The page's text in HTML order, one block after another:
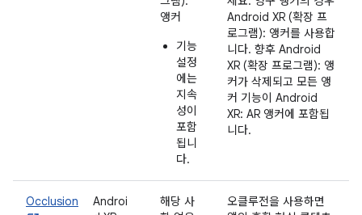
앵커
기능
설정
에는
지속
성이
포함
됩니
다.
Android XR (확장 프
로그램): 앵커를 사용합
니다. 향후 Android
XR (확장 프로그램): 앵
커가 삭제되고 모든 앵
커 기능이 Android
XR: AR 앵커에 포함됩
니다.
Occlusion
Androi
해당 사
오클루전을 사용하면